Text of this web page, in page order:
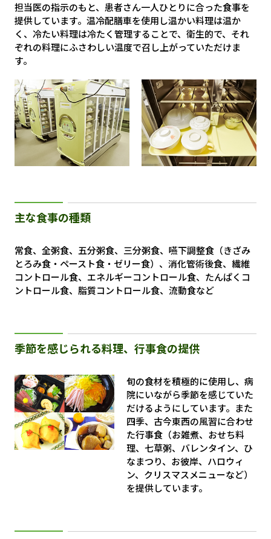
担当医の指示のもと、患者さん一人ひとりに合った食事を
提供しています。温冷配膳車を使用し温かい料理は温か
く、冷たい料理は冷たく管理することで、衛生的で、それ
ぞれの料理にふさわしい温度で召し上がっていただけま
す。
主な食事の種類
常食、全粥食、五分粥食、三分粥食、嚥下調整食（きざみ
とろみ食・ペースト食・ゼリー食）、消化管術後食、繊維
コントロール食、エネルギーコントロール食、たんぱくコ
ントロール食、脂質コントロール食、流動食など
季節を感じられる料理、行事食の提供
旬の食材を積極的に使用し、病
院にいながら季節を感じていた
だけるようにしています。また
四季、古今東西の風習に合わせ
た行事食（お雑煮、おせち料
理、七草粥、バレンタイン、ひ
なまつり、お彼岸、ハロウィ
ン、クリスマスメニューなど）
を提供しています。